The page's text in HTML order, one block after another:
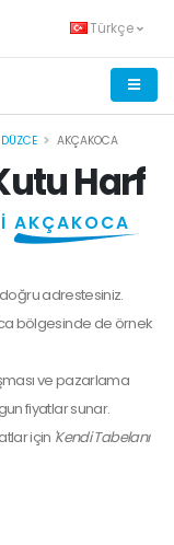
Türkçe
DÜZCE AKÇAKOCA
Harf
AKÇAKOCA
adrestesiniz.
bölgesinde de örnek
ve pazarlama
fiyatlar sunar.
için 'Kendi Tabelanı